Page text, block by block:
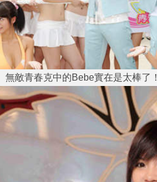
無敵青春克中的Bebe實在是太棒了！